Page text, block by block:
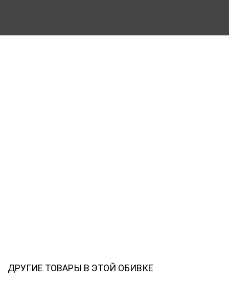
ДРУГИЕ ТОВАРЫ В ЭТОЙ ОБИВКЕ